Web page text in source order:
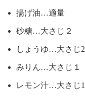
揚げ油…適量
砂糖…大さじ２
しょうゆ…大さじ2
みりん…大さじ１
レモン汁…大さじ1